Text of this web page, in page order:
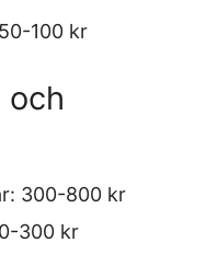
100 kr
och
300-800 kr
300 kr